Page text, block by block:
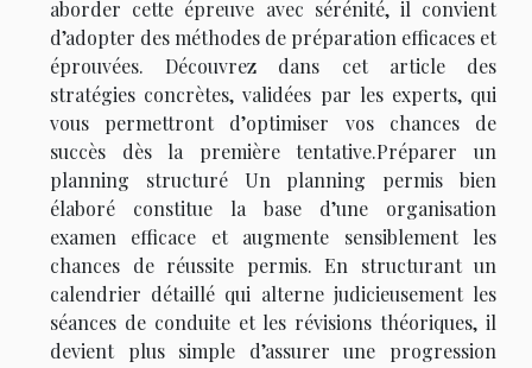
aborder cette épreuve avec sérénité, il convient
d’adopter des méthodes de préparation efficaces et
éprouvées. Découvrez dans cet article des
stratégies concrètes, validées par les experts, qui
vous permettront d’optimiser vos chances de
succès dès la première tentative.Préparer un
planning structuré Un planning permis bien
élaboré constitue la base d’une organisation
examen efficace et augmente sensiblement les
chances de réussite permis. En structurant un
calendrier détaillé qui alterne judicieusement les
séances de conduite et les révisions théoriques, il
devient plus simple d’assurer une progression